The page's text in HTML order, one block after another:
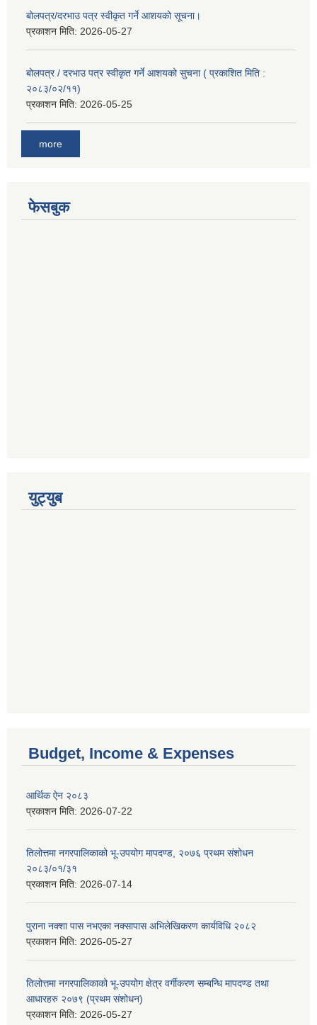
बोलपत्र/दरभाउ पत्र स्वीकृत गर्ने आशयको सूचना।
प्रकाशन मिति: 2026-05-27
बोलपत्र / दरभाउ पत्र स्वीकृत गर्ने आशयको सुचना ( प्रकाशित मिति :
२०८३/०२/११)
प्रकाशन मिति: 2026-05-25
more
फेसबुक
युट्युब
Budget, Income & Expenses
आर्थिक ऐन २०८३
प्रकाशन मिति: 2026-07-22
तिलोत्तमा नगरपालिकाको भू-उपयोग मापदण्ड, २०७६ प्रथम संशोधन
२०८३/०१/३१
प्रकाशन मिति: 2026-07-14
पुराना नक्शा पास नभएका नक्सापास अभिलेखिकरण कार्यविधि २०८२
प्रकाशन मिति: 2026-05-27
तिलोत्तमा नगरपालिकाको भू-उपयोग क्षेत्र वर्गीकरण सम्बन्धि मापदण्ड तथा
आधारहरु २०७९ (प्रथम संशोधन)
प्रकाशन मिति: 2026-05-27